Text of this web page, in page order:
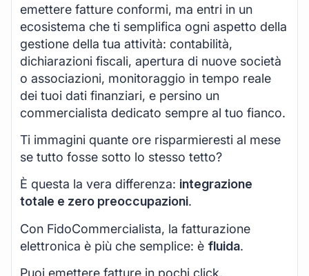
emettere fatture conformi, ma entri in un
ecosistema che ti semplifica ogni aspetto della
gestione della tua attività: contabilità,
dichiarazioni fiscali, apertura di nuove società
o associazioni, monitoraggio in tempo reale
dei tuoi dati finanziari, e persino un
commercialista dedicato sempre al tuo fianco.
Ti immagini quante ore risparmieresti al mese
se tutto fosse sotto lo stesso tetto?
È questa la vera differenza: integrazione
totale e zero preoccupazioni.
Con FidoCommercialista, la fatturazione
elettronica è più che semplice: è fluida.
Puoi emettere fatture in pochi click,